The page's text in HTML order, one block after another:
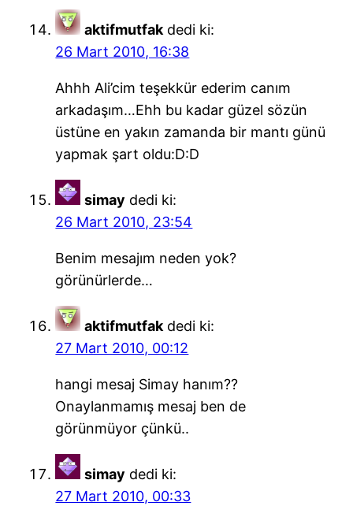
aktifmutfak dedi ki:
26 Mart 2010, 16:38
Ahhh Ali’cim teşekkür ederim canım
arkadaşım…Ehh bu kadar güzel sözün
üstüne en yakın zamanda bir mantı günü
yapmak şart oldu:D:D
simay dedi ki:
26 Mart 2010, 23:54
Benim mesajım neden yok?
görünürlerde…
aktifmutfak dedi ki:
27 Mart 2010, 00:12
hangi mesaj Simay hanım??
Onaylanmamış mesaj ben de
görünmüyor çünkü..
simay dedi ki:
27 Mart 2010, 00:33